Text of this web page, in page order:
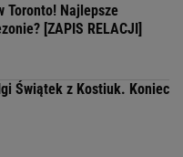
Toronto! Najlepsze
[ZAPIS RELACJI]
Świątek z Kostiuk. Koniec